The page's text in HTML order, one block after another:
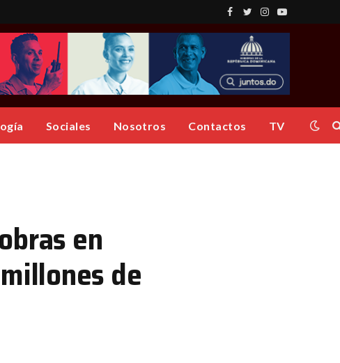
Facebook
TwitterInstagram
YouTube
Sociales Nosotros Contactos TV
en
de